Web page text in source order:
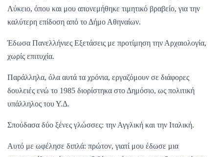
Λύκειο, όπου και μου απονεμήθηκε τιμητικό βραβείο, για την
καλύτερη επίδοση από το Δήμο Αθηναίων.
Έδωσα Πανελλήνιες Εξετάσεις με προτίμηση την Αρχαιολογία,
χωρίς επιτυχία.
Παράλληλα, όλα αυτά τα χρόνια, εργαζόμουν σε διάφορες
δουλειές ενώ το 1985 διορίστηκα στο Δημόσιο, ως πολιτική
υπάλληλος του Υ.Δ.
Σπούδασα δύο ξένες γλώσσες: την Αγγλική και την Ιταλική.
Αυτό με ωφέλησε διπλά: πρώτον, γιατί μου έδωσε μια